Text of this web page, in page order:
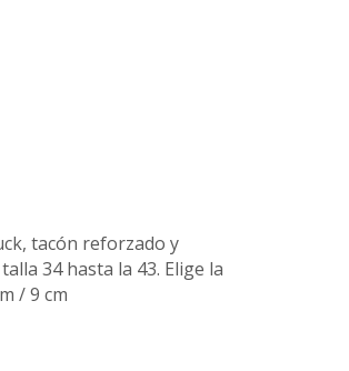
tacón reforzado y
34 hasta la 43. Elige la
/ 9 cm